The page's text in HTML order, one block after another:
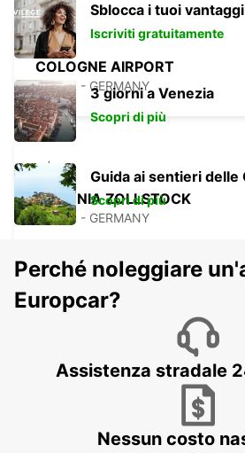
COLOGNE AIRPORT
KOELN - GERMANY
COLONIA ZOLLSTOCK
KOELN - GERMANY
COLONIA BILDERSTOECKCHEN
Sblocca i tuoi
Iscriviti gratuitamente
3 giorni a Venezia
Scopri di più
Guida ai sentieri delle
Scopri di più
Perché noleggiare
Europcar?
Assistenza stradale
Nessun costo